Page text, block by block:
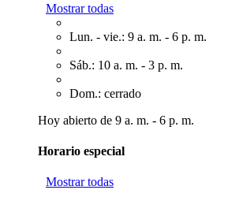
Mostrar todas
Lun. - vie.: 9 a. m. - 6 p. m.
Sáb.: 10 a. m. - 3 p. m.
Dom.: cerrado
Hoy abierto de 9 a. m. - 6 p. m.
Horario especial
Mostrar todas